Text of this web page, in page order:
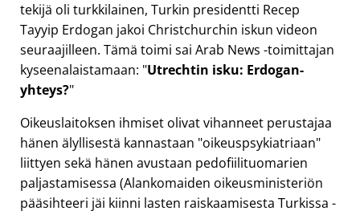
tekijä oli turkkilainen, Turkin presidentti Recep
Tayyip Erdogan jakoi Christchurchin iskun videon
seuraajilleen. Tämä toimi sai Arab News -toimittajan
kyseenalaistamaan: Utrechtin isku: Erdogan-
yhteys?
Oikeuslaitoksen ihmiset olivat vihanneet perustajaa
hänen älyllisestä kannastaan oikeuspsykiatriaan
liittyen sekä hänen avustaan pedofiilituomarien
paljastamisessa (Alankomaiden oikeusministeriön
pääsihteeri jäi kiinni lasten raiskaamisesta Turkissa -